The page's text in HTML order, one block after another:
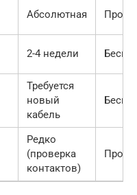
Абсолютная
2-4 недели
Требуется
новый
кабель
Редко
(проверка
контактов)